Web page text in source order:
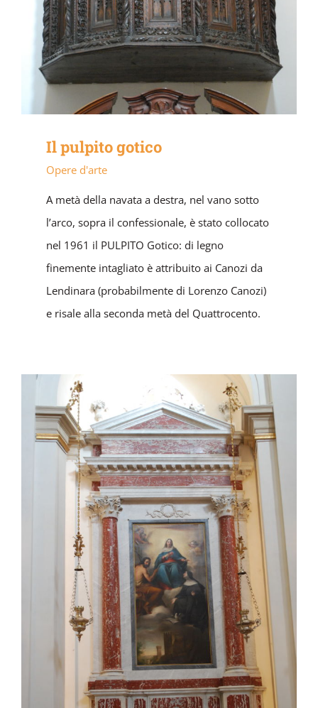
Il pulpito gotico
Opere d'arte
A metà della navata a destra, nel vano sotto
l’arco, sopra il confessionale, è stato collocato
nel 1961 il PULPITO Gotico: di legno
finemente intagliato è attribuito ai Canozi da
Lendinara (probabilmente di Lorenzo Canozi)
e risale alla seconda metà del Quattrocento.